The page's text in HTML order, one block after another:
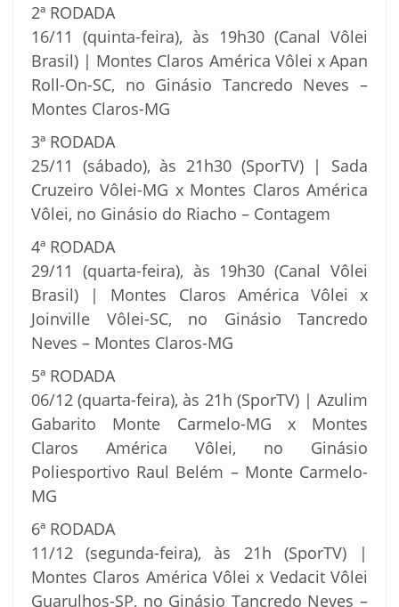
2ª RODADA
16/11 (quinta-feira), às 19h30 (Canal Vôlei
Brasil) | Montes Claros América Vôlei x Apan
Roll-On-SC, no Ginásio Tancredo Neves –
Montes Claros-MG
3ª RODADA
25/11 (sábado), às 21h30 (SporTV) | Sada
Cruzeiro Vôlei-MG x Montes Claros América
Vôlei, no Ginásio do Riacho – Contagem
4ª RODADA
29/11 (quarta-feira), às 19h30 (Canal Vôlei
Brasil) | Montes Claros América Vôlei x
Joinville Vôlei-SC, no Ginásio Tancredo
Neves – Montes Claros-MG
5ª RODADA
06/12 (quarta-feira), às 21h (SporTV) | Azulim
Gabarito Monte Carmelo-MG x Montes
Claros América Vôlei, no Ginásio
Poliesportivo Raul Belém – Monte Carmelo-
MG
6ª RODADA
11/12 (segunda-feira), às 21h (SporTV) |
Montes Claros América Vôlei x Vedacit Vôlei
Guarulhos-SP, no Ginásio Tancredo Neves –